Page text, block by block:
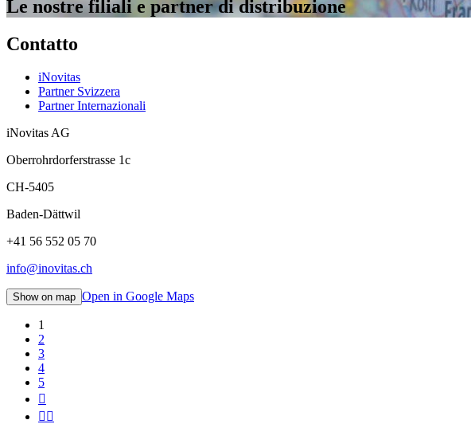
Le nostre filiali e partner di distribuzione
Contatto
iNovitas
Partner Svizzera
Partner Internazionali
iNovitas AG
Oberrohrdorferstrasse 1c
CH-5405
Baden-Dättwil
+41 56 552 05 70
info@inovitas.ch
Show on map Open in Google Maps
1
2
3
4
5

